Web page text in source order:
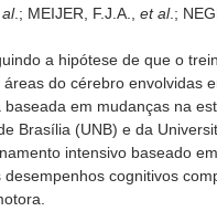
.; MEIJER, F.J.A., et al.;
a hipótese de que o
do cérebro envolvidas
baseada em mudanças na
Brasília (UNB) e da
intensivo baseado
cognitivos